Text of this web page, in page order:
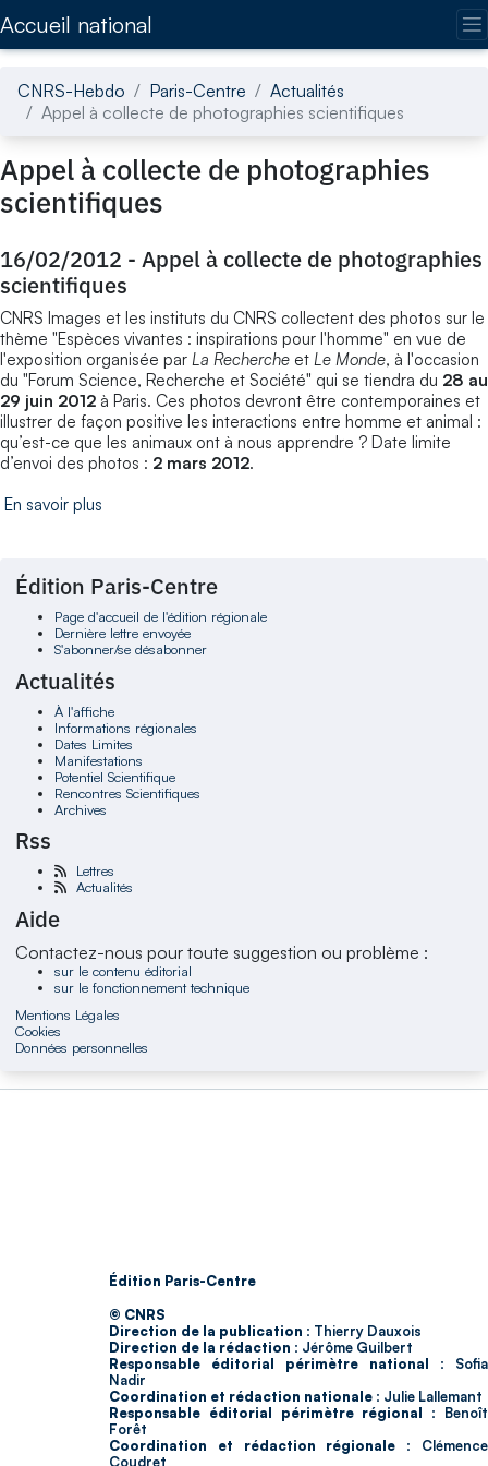
Accueil national
CNRS-Hebdo Paris-Centre
Actualités
Appel à collecte de photographies scientifiques
Appel à collecte de photographies
scientifiques
16/02/2012 - Appel à collecte de photographies
scientifiques
CNRS Images et les instituts du CNRS collectent des photos sur le
thème "Espèces vivantes : inspirations pour l'homme" en vue de
l'exposition organisée par La Recherche et Le Monde, à l'occasion
du "Forum Science, Recherche et Société" qui se tiendra du 28 au
29 juin 2012 à Paris. Ces photos devront être contemporaines et
illustrer de façon positive les interactions entre homme et animal :
qu’est-ce que les animaux ont à nous apprendre ? Date limite
d’envoi des photos : 2 mars 2012.
En savoir plus
Édition Paris-Centre
Page d'accueil de l'édition régionale
Dernière lettre envoyée
S'abonner/se désabonner
Actualités
À l'affiche
Informations régionales
Dates Limites
Manifestations
Potentiel Scientifique
Rencontres Scientifiques
Archives
Rss
Lettres
Actualités
Aide
Contactez-nous pour toute suggestion ou problème :
sur le contenu éditorial
sur le fonctionnement technique
Mentions Légales
Cookies
Données personnelles
Édition Paris-Centre
© CNRS
Direction de la publication : Thierry Dauxois
Direction de la rédaction : Jérôme Guilbert
Responsable éditorial périmètre national : Sofia
Nadir
Coordination et rédaction nationale : Julie Lallemant
Responsable éditorial périmètre régional : Benoît
Forêt
Coordination et rédaction régionale : Clémence
Coudret